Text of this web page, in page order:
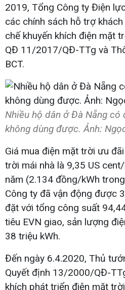
2019, Tổng Công ty Điện
các chính sách hỗ trợ
chế khuyến khích điện mặt
QĐ 11/2017/QĐ-TTg và
BCT.
Nhiều hộ dân ở Đà Nẵng
không dùng được. Ảnh:
Giá mua điện mặt trời ưu
trời mái nhà là 9,35 US
năm (2.134 đồng/kWh
Công ty đã vận động được
đặt với tổng công suất
tiêu EVN giao, sản lượng
38 triệu kWh.
Đến ngày 6.4.2020, Thủ
Quyết định 13/2000/QĐ-
khích phát triển điện mặt